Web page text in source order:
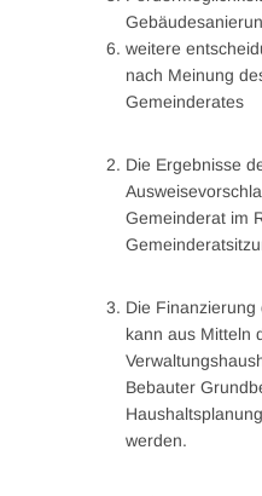
weitere
nach Meinung
Gemeinderates
Die Ergebnisse
Gemeinderat im
Die
kann aus Mitteln
Bebauter
werden.